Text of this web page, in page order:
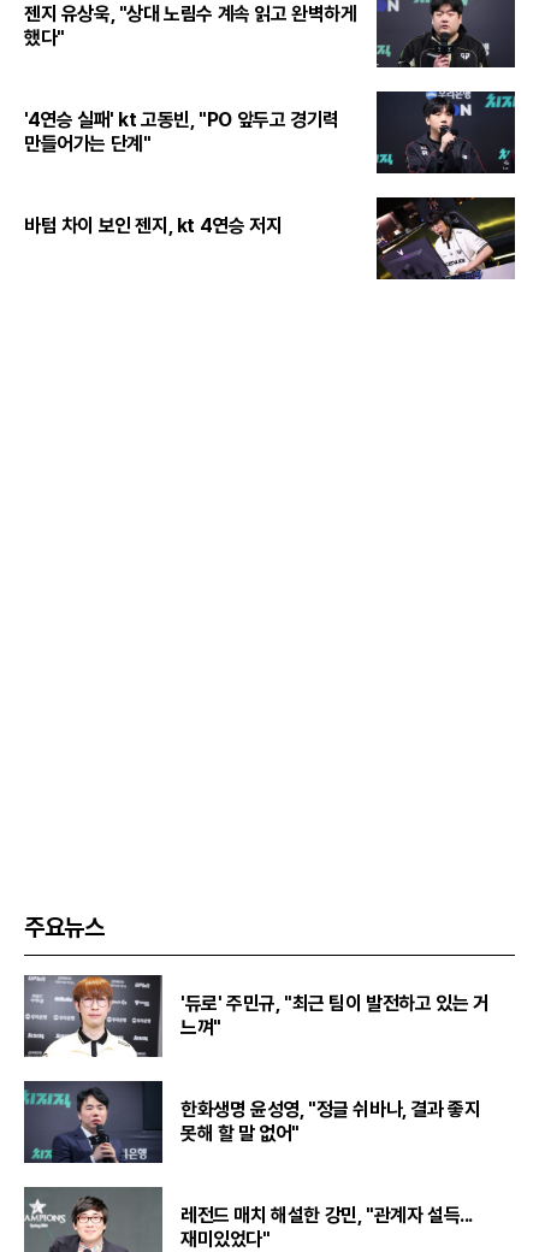
젠지 유상욱, "상대 노림수 계속 읽고 완벽하게
했다"
'4연승 실패' kt 고동빈, "PO 앞두고 경기력
만들어가는 단계"
바텀 차이 보인 젠지, kt 4연승 저지
주요뉴스
'듀로' 주민규, "최근 팀이 발전하고 있는 거
느껴"
한화생명 윤성영, "정글 쉬바나, 결과 좋지
못해 할 말 없어"
레전드 매치 해설한 강민, "관계자 설득...
재미있었다"